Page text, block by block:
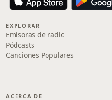
EXPLORAR
Emisoras de radio
Pódcasts
Canciones Populares
ACERCA DE